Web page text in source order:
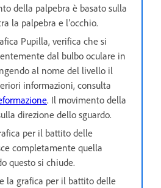
della palpebra è basato sulla
la palpebra e l’occhio.
Pupilla, verifica che si
dal bulbo oculare in
al nome del livello il
informazioni, consulta
. Il movimento della
direzione dello sguardo.
per il battito delle
completamente quella
questo si chiude.
la grafica per il battito delle